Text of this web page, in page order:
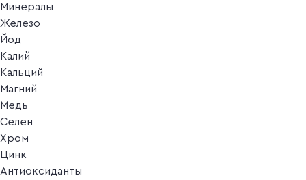
Минералы
Железо
Йод
Калий
Кальций
Магний
Медь
Селен
Хром
Цинк
Антиоксиданты